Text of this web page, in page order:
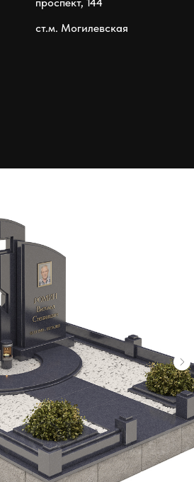
ст.м. Могилевская